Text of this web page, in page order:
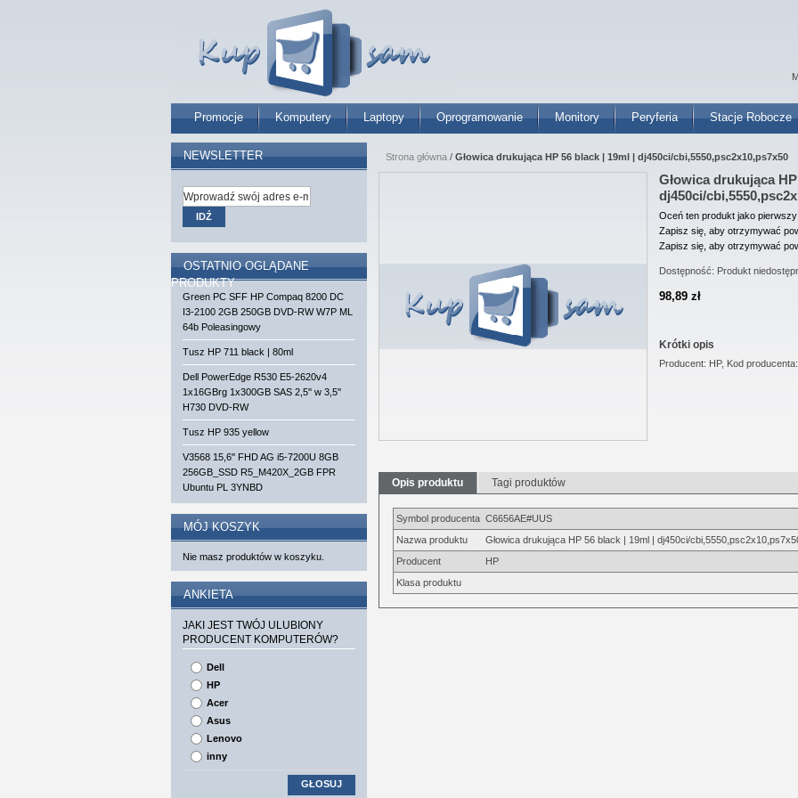
Promocje Komputery Laptopy Oprogramowanie Monitory Peryferia Stacje Robocze
Strona główna / Głowica drukująca HP 56 black | 19ml | dj450ci/cbi,5550,psc2x10,ps7x50
Głowica drukująca
dj450ci/
Oceń ten produkt jako pierwszy
Zapisz się, aby otrzymywać
Zapisz się, aby otrzymywać
Dostępność: Produkt
98,89 zł
Krótki opis
Producent: HP, Kod
Opis produktu Tagi produktów
Symbol producenta C6656AE#UUS
Nazwa produktu
Głowica drukująca HP 56 black | 19ml | dj450ci/
Producent
HP
Klasa produktu
NEWSLETTER
IDŹ
OSTATNIO OGLĄDANE
PRODUKTY
Green PC SFF HP Compaq 8200 DC
I3-2100 2GB 250GB DVD-RW W7P ML
64b Poleasingowy
Tusz HP 711 black | 80ml
Dell PowerEdge R530 E5-2620v4
1x16GBrg 1x300GB SAS 2,5'' w 3,5''
H730 DVD-RW
Tusz HP 935 yellow
V3568 15,6'' FHD AG i5-7200U 8GB
256GB_SSD R5_M420X_2GB FPR
Ubuntu PL 3YNBD
MÓJ KOSZYK
Nie masz produktów w koszyku.
ANKIETA
JAKI JEST TWÓJ ULUBIONY
PRODUCENT KOMPUTERÓW?
Dell
HP
Acer
Asus
Lenovo
inny
GŁOSUJ